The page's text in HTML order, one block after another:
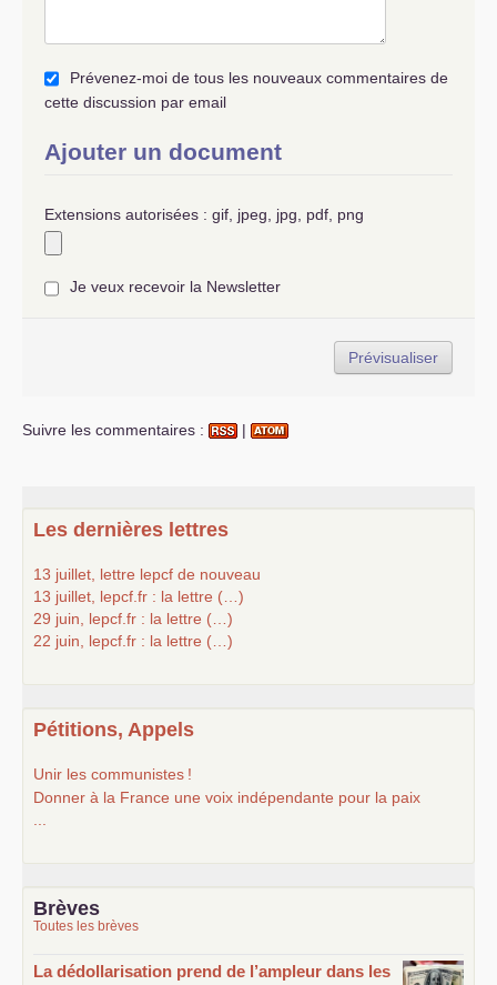
Prévenez-moi de tous les nouveaux commentaires de
cette discussion par email
Ajouter un document
Extensions autorisées : gif, jpeg, jpg, pdf, png
Je veux recevoir la Newsletter
Suivre les commentaires : |
Les dernières lettres
13 juillet, lettre lepcf de nouveau
13 juillet, lepcf.fr : la lettre (…)
29 juin, lepcf.fr : la lettre (…)
22 juin, lepcf.fr : la lettre (…)
Pétitions, Appels
Unir les communistes !
Donner à la France une voix indépendante pour la paix
Brèves
Toutes les brèves
La dédollarisation prend de l’ampleur dans les